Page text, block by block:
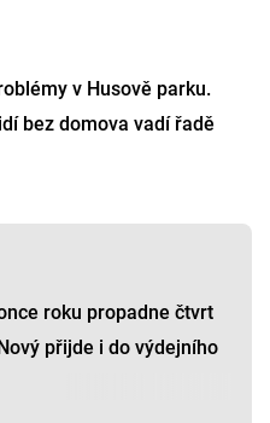
v Husově parku.
bez domova vadí řadě
roku propadne čtvrt
přijde i do výdejního